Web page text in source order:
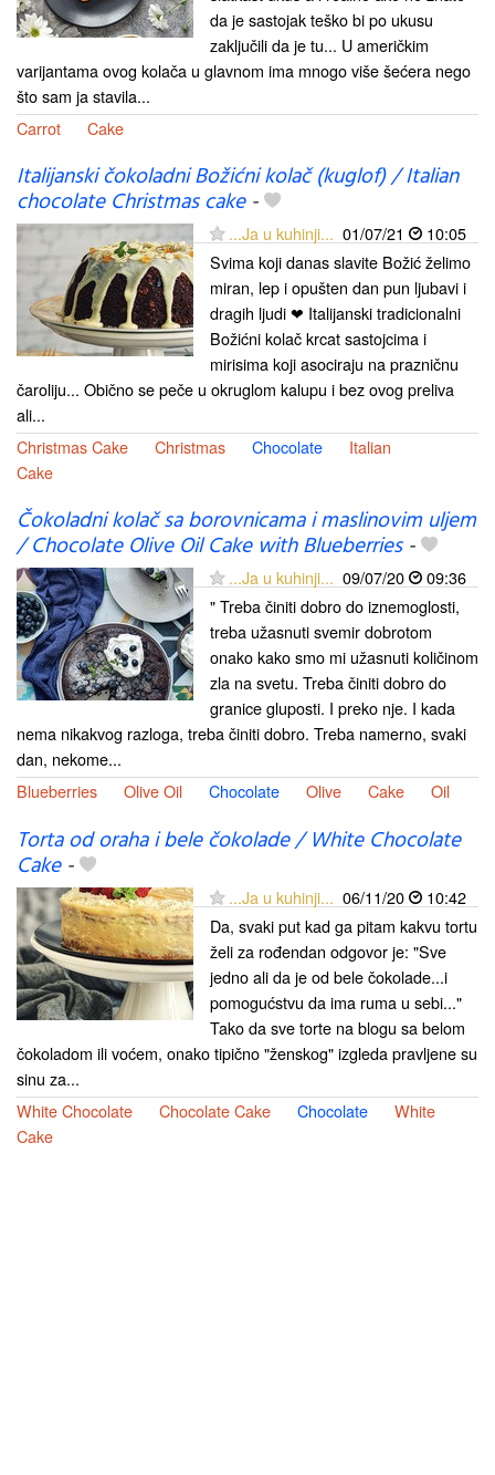
da je sastojak teško bi po ukusu
zaključili da je tu... U američkim
varijantama ovog kolača u glavnom ima mnogo više šećera nego
što sam ja stavila...
Carrot
Cake
Italijanski čokoladni Božićni kolač (kuglof) / Italian
chocolate Christmas cake-
...Ja u kuhinji... 01/07/21
10:05
Svima koji danas slavite Božić želimo
miran, lep i opušten dan pun ljubavi i
dragih ljudi ❤ Italijanski tradicionalni
Božićni kolač krcat sastojcima i
mirisima koji asociraju na prazničnu
čaroliju... Obično se peče u okruglom kalupu i bez ovog preliva
ali...
Christmas Cake
Christmas Chocolate
Italian
Cake
Čokoladni kolač sa borovnicama i maslinovim uljem
/ Chocolate Olive Oil Cake with Blueberries-
...Ja u kuhinji... 09/07/20
09:36
" Treba činiti dobro do iznemoglosti,
treba užasnuti svemir dobrotom
onako kako smo mi užasnuti količinom
zla na svetu. Treba činiti dobro do
granice gluposti. I preko nje. I kada
nema nikakvog razloga, treba činiti dobro. Treba namerno, svaki
dan, nekome...
Blueberries
Olive Oil Chocolate Olive Cake Oil
Torta od oraha i bele čokolade / White Chocolate
Cake-
...Ja u kuhinji... 06/11/20
10:42
Da, svaki put kad ga pitam kakvu tortu
želi za rođendan odgovor je: "Sve
jedno ali da je od bele čokolade...i
pomogućstvu da ima ruma u sebi..."
Tako da sve torte na blogu sa belom
čokoladom ili voćem, onako tipično "ženskog" izgleda pravljene su
sinu za...
White Chocolate
Chocolate Cake Chocolate
White
Cake